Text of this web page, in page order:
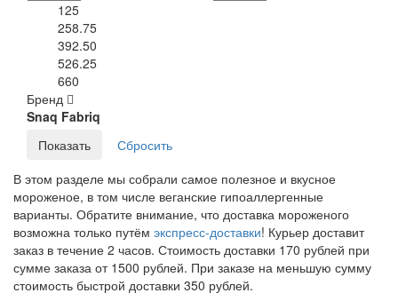
125
258.75
392.50
526.25
660
Бренд
Snaq Fabriq
В этом разделе мы собрали самое полезное и вкусное
мороженое, в том числе веганские гипоаллергенные
варианты. Обратите внимание, что доставка мороженого
возможна только путём экспресс-доставки! Курьер доставит
заказ в течение 2 часов. Стоимость доставки 170 рублей при
сумме заказа от 1500 рублей. При заказе на меньшую сумму
стоимость быстрой доставки 350 рублей.